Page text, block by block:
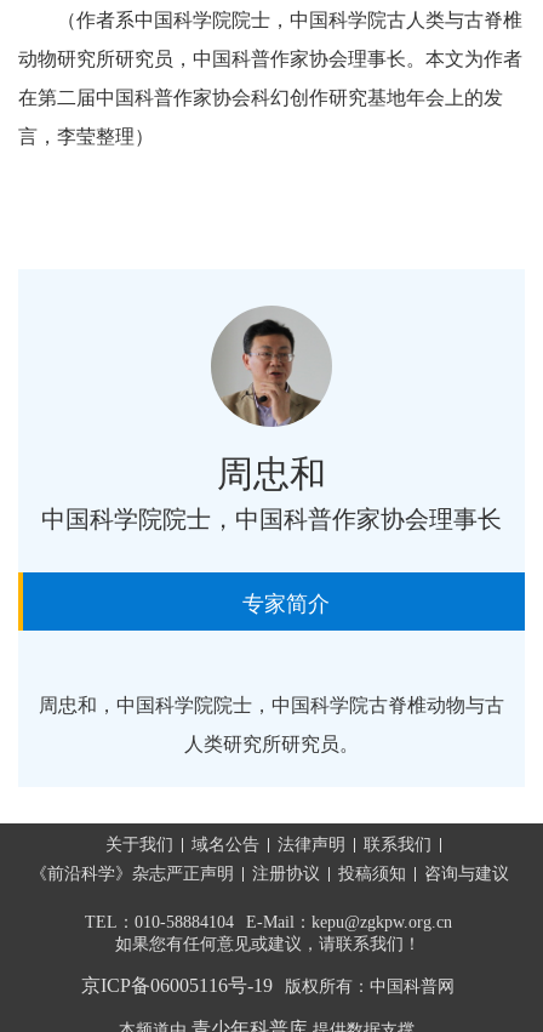
（作者系中国科学院院士，中国科学院古人类与古脊椎
动物研究所研究员，中国科普作家协会理事长。本文为作者
在第二届中国科普作家协会科幻创作研究基地年会上的发
言，李莹整理）
周忠和
中国科学院院士，中国科普作家协会理事长
专家简介
周忠和，中国科学院院士，中国科学院古脊椎动物与古
人类研究所研究员。
关于我们 域名公告 法律声明
联系我们
《前沿科学》杂志严正声明
注册协议 投稿须知 咨询与建议
TEL：010-58884104
E-Mail：kepu@zgkpw.org.cn
如果您有任何意见或建议，请联系我们！
京ICP备06005116号-19 版权所有：中国科普网